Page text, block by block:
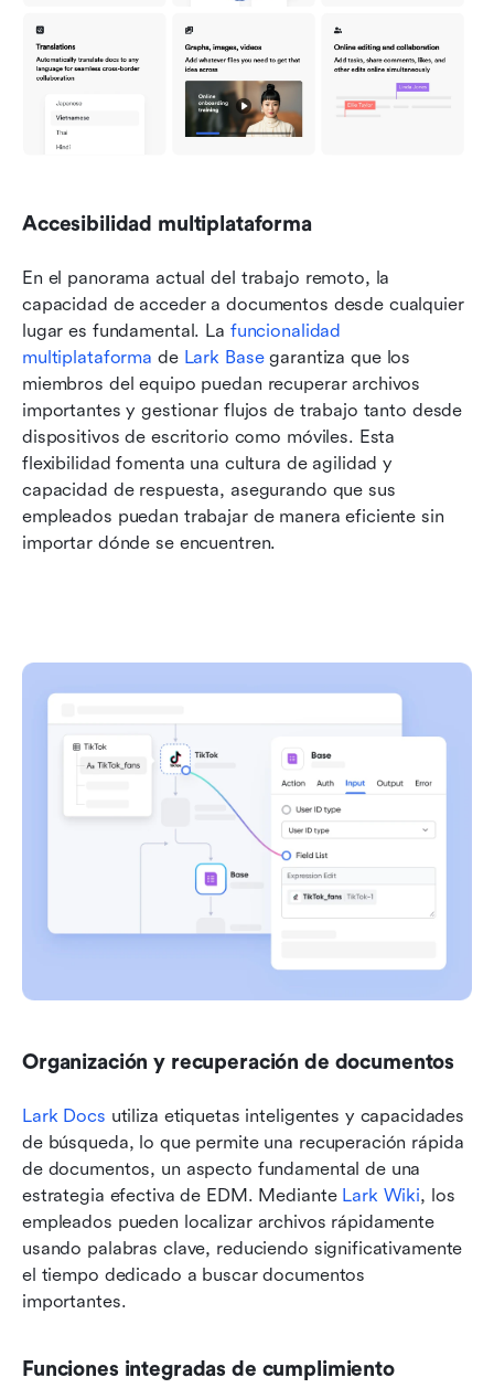
Accesibilidad multiplataforma
En el panorama actual del trabajo remoto, la
capacidad de acceder a documentos desde cualquier
lugar es fundamental. La funcionalidad
multiplataforma de Lark Base garantiza que los
miembros del equipo puedan recuperar archivos
importantes y gestionar flujos de trabajo tanto desde
dispositivos de escritorio como móviles. Esta
flexibilidad fomenta una cultura de agilidad y
capacidad de respuesta, asegurando que sus
empleados puedan trabajar de manera eficiente sin
importar dónde se encuentren.
Organización y recuperación de documentos
Lark Docs utiliza etiquetas inteligentes y capacidades
de búsqueda, lo que permite una recuperación rápida
de documentos, un aspecto fundamental de una
estrategia efectiva de EDM. Mediante Lark Wiki, los
empleados pueden localizar archivos rápidamente
usando palabras clave, reduciendo significativamente
el tiempo dedicado a buscar documentos
importantes.
Funciones integradas de cumplimiento